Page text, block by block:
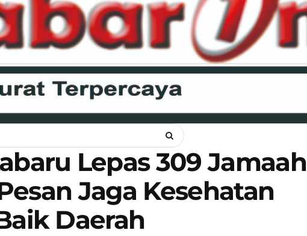
EKONOMI HANKAM OPINI HUKUM
Lepas 309 Jamaah
Jaga Kesehatan
Daerah